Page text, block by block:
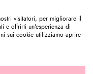
aggiornato sulle novità
da utilizzare sul tuo
visitatori, per migliorare il
e offrirti un'esperienza di
sui cookie utilizziamo aprire